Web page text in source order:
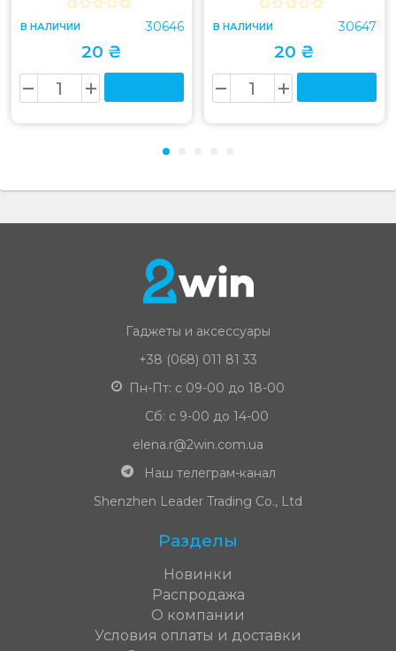
В НАЛИЧИИ 30646
20 ₴
В НАЛИЧИИ 30647
20 ₴
Гаджеты и аксессуары
+38 (068) 011 81 33
Пн-Пт: с 09-00 до 18-00
Сб: с 9-00 до 14-00
elena.r@2win.com.ua
Наш телеграм-канал
Shenzhen Leader Trading Co., Ltd
Разделы
Новинки
Распродажа
О компании
Условия оплаты и доставки